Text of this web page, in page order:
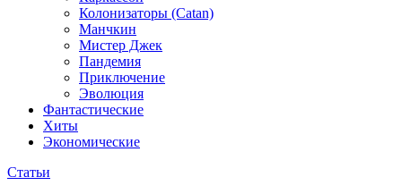
Колонизаторы (Catan)
Манчкин
Мистер Джек
Пандемия
Приключение
Эволюция
Фантастические
Хиты
Экономические
Статьи